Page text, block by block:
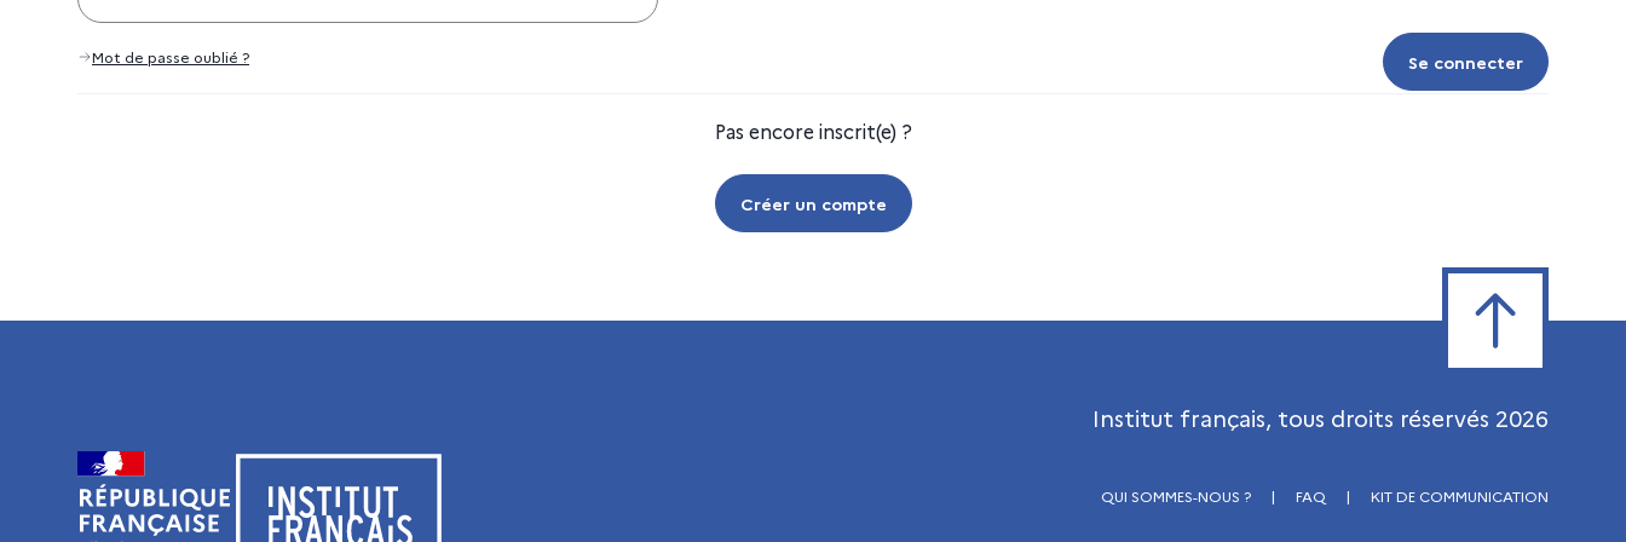
Se connecter
Se connecter
Mot de passe oublié ?
Pas encore inscrit(e) ?
Créer un compte
Visiter le site de l’Institut français
Institut français, tous droits réservés 2026
QUI SOMMES-NOUS ? | FAQ | KIT DE COMMUNICATION